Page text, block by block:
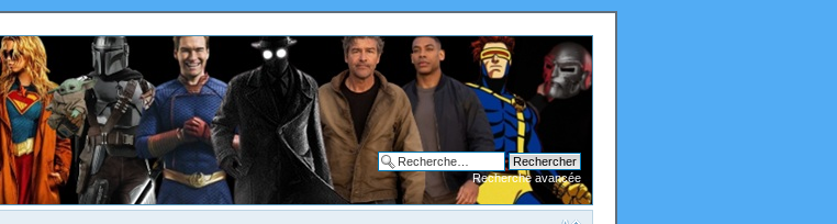
Recherche avancée